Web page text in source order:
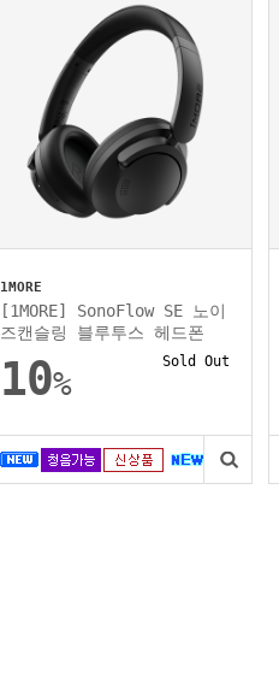
1MORE
[1MORE] SonoFlow SE 노이
즈캔슬링 블루투스 헤드폰
10%
Sold Out